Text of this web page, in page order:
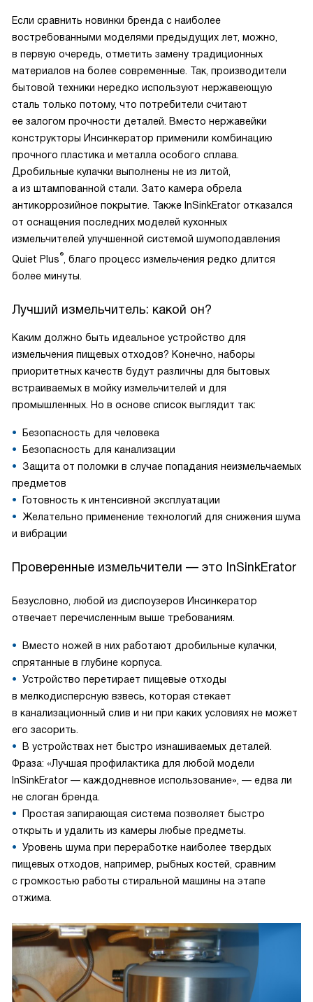
Если сравнить новинки бренда с наиболее
востребованными моделями предыдущих лет, можно,
в первую очередь, отметить замену традиционных
материалов на более современные. Так, производители
бытовой техники нередко используют нержавеющую
сталь только потому, что потребители считают
ее залогом прочности деталей. Вместо нержавейки
конструкторы Инсинкератор применили комбинацию
прочного пластика и металла особого сплава.
Дробильные кулачки выполнены не из литой,
а из штампованной стали. Зато камера обрела
антикоррозийное покрытие. Также InSinkErator отказался
от оснащения последних моделей кухонных
измельчителей улучшенной системой шумоподавления
Quiet Plus® , благо процесс измельчения редко длится
более минуты.
Лучший измельчитель: какой он?
Каким должно быть идеальное устройство для
измельчения пищевых отходов? Конечно, наборы
приоритетных качеств будут различны для бытовых
встраиваемых в мойку измельчителей и для
промышленных. Но в основе список выглядит так:
Безопасность для человека
Безопасность для канализации
Защита от поломки в случае попадания неизмельчаемых
предметов
Готовность к интенсивной эксплуатации
Желательно применение технологий для снижения шума
и вибрации
Проверенные измельчители — это InSinkErator
Безусловно, любой из диспоузеров Инсинкератор
отвечает перечисленным выше требованиям.
Вместо ножей в них работают дробильные кулачки,
спрятанные в глубине корпуса.
Устройство перетирает пищевые отходы
в мелкодисперсную взвесь, которая стекает
в канализационный слив и ни при каких условиях не может
его засорить.
В устройствах нет быстро изнашиваемых деталей.
Фраза: «Лучшая профилактика для любой модели
InSinkErator — каждодневное использование», — едва ли
не слоган бренда.
Простая запирающая система позволяет быстро
открыть и удалить из камеры любые предметы.
Уровень шума при переработке наиболее твердых
пищевых отходов, например, рыбных костей, сравним
с громкостью работы стиральной машины на этапе
отжима.